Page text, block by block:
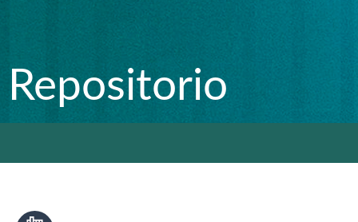
Repositorio